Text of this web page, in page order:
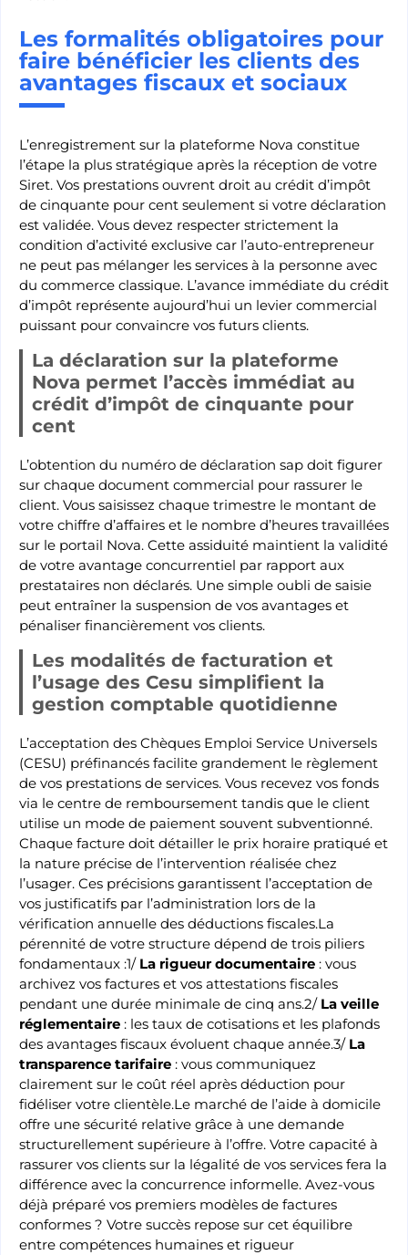
Les formalités obligatoires pour
faire bénéficier les clients des
avantages fiscaux et sociaux
L’enregistrement sur la plateforme Nova constitue
l’étape la plus stratégique après la réception de votre
Siret. Vos prestations ouvrent droit au crédit d’impôt
de cinquante pour cent seulement si votre déclaration
est validée. Vous devez respecter strictement la
condition d’activité exclusive car l’auto-entrepreneur
ne peut pas mélanger les services à la personne avec
du commerce classique. L’avance immédiate du crédit
d’impôt représente aujourd’hui un levier commercial
puissant pour convaincre vos futurs clients.
La déclaration sur la plateforme
Nova permet l’accès immédiat au
crédit d’impôt de cinquante pour
cent
L’obtention du numéro de déclaration sap doit figurer
sur chaque document commercial pour rassurer le
client. Vous saisissez chaque trimestre le montant de
votre chiffre d’affaires et le nombre d’heures travaillées
sur le portail Nova. Cette assiduité maintient la validité
de votre avantage concurrentiel par rapport aux
prestataires non déclarés. Une simple oubli de saisie
peut entraîner la suspension de vos avantages et
pénaliser financièrement vos clients.
Les modalités de facturation et
l’usage des Cesu simplifient la
gestion comptable quotidienne
L’acceptation des Chèques Emploi Service Universels
(CESU) préfinancés facilite grandement le règlement
de vos prestations de services. Vous recevez vos fonds
via le centre de remboursement tandis que le client
utilise un mode de paiement souvent subventionné.
Chaque facture doit détailler le prix horaire pratiqué et
la nature précise de l’intervention réalisée chez
l’usager. Ces précisions garantissent l’acceptation de
vos justificatifs par l’administration lors de la
vérification annuelle des déductions fiscales.La
pérennité de votre structure dépend de trois piliers
fondamentaux :1/ La rigueur documentaire : vous
archivez vos factures et vos attestations fiscales
pendant une durée minimale de cinq ans.2/ La veille
réglementaire : les taux de cotisations et les plafonds
des avantages fiscaux évoluent chaque année.3/ La
transparence tarifaire : vous communiquez
clairement sur le coût réel après déduction pour
fidéliser votre clientèle.Le marché de l’aide à domicile
offre une sécurité relative grâce à une demande
structurellement supérieure à l’offre. Votre capacité à
rassurer vos clients sur la légalité de vos services fera la
différence avec la concurrence informelle. Avez-vous
déjà préparé vos premiers modèles de factures
conformes ? Votre succès repose sur cet équilibre
entre compétences humaines et rigueur